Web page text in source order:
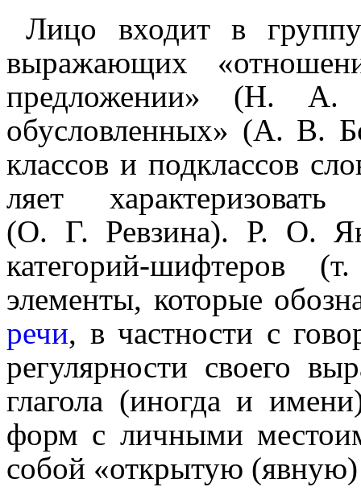
Лицо входит в
выражающих
предложении» (Н. А.
обусловленных» (А. В.
классов и подклассов
ля­ет
(О. Г. Ревзина). Р. О.
категорий-шифтеров
элементы, которые
речи, в частности с
регулярности своего
глагола (иногда и
форм с личными
собой «открытую